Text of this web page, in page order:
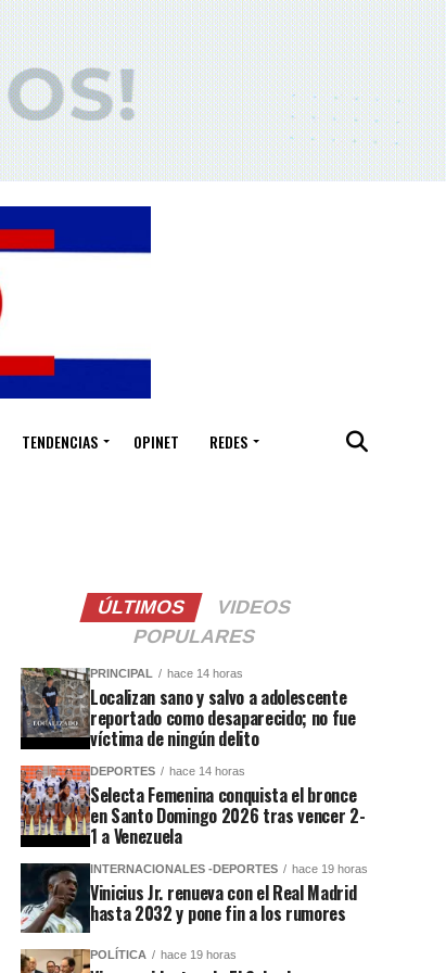
TENDENCIAS OPINET REDES
ÚLTIMOS
VIDEOS
POPULARES
PRINCIPAL hace 14 horas
Localizan sano y salvo a adolescente
reportado como desaparecido; no fue
víctima de ningún delito
DEPORTES hace 14 horas
Selecta Femenina conquista el bronce
en Santo Domingo 2026 tras vencer 2-
1 a Venezuela
INTERNACIONALES -DEPORTES hace 19 horas
Vinicius Jr. renueva con el Real Madrid
hasta 2032 y pone fin a los rumores
POLÍTICA hace 19 horas